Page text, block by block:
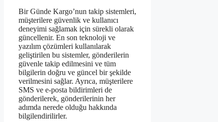
Bir Günde Kargo’nun takip sistemleri,
müşterilere güvenlik ve kullanıcı
deneyimi sağlamak için sürekli olarak
güncellenir. En son teknoloji ve
yazılım çözümleri kullanılarak
geliştirilen bu sistemler, gönderilerin
güvenle takip edilmesini ve tüm
bilgilerin doğru ve güncel bir şekilde
verilmesini sağlar. Ayrıca, müşterilere
SMS ve e-posta bildirimleri de
gönderilerek, gönderilerinin her
adımda nerede olduğu hakkında
bilgilendirilirler.